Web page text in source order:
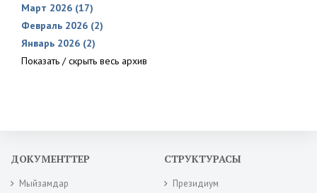
Март 2026 (17)
Февраль 2026 (2)
Январь 2026 (2)
Показать / скрыть весь архив
ДОКУМЕНТТЕР
Мыйзамдар
СТРУКТУРАСЫ
Президиум